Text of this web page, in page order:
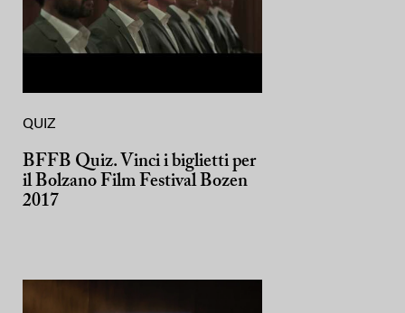
QUIZ
BFFB Quiz. Vinci i biglietti per
il Bolzano Film Festival Bozen
2017